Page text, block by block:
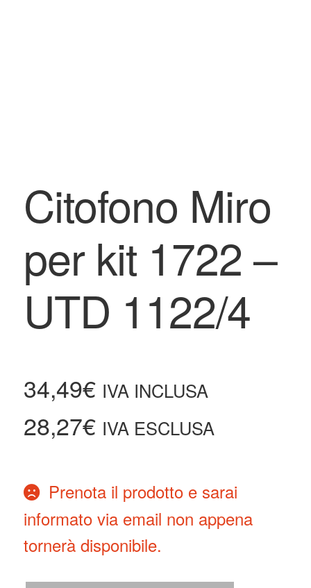
Citofono Miro
per kit 1722 –
UTD 1122/4
34,49€ IVA INCLUSA
28,27€ IVA ESCLUSA
Prenota il prodotto e sarai
informato via email non appena
tornerà disponibile.